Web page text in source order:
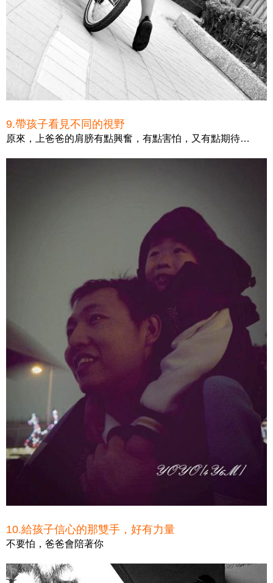
9.帶孩子看見不同的視野
原來，上爸爸的肩膀有點興奮，有點害怕，又有點期待…
10.給孩子信心的那雙手，好有力量
不要怕，爸爸會陪著你